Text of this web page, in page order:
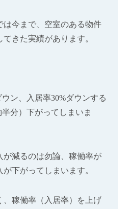
は今まで、空室のある物件
きた実績があります。
ウン、入居率30%ダウンする
半分）下がってしまいま
が減るのは勿論、稼働率が
下がってしまいます。
、稼働率（入居率）を上げ